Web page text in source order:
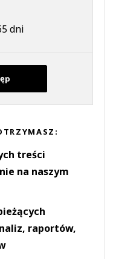
dni
treści
na naszym
raportów,